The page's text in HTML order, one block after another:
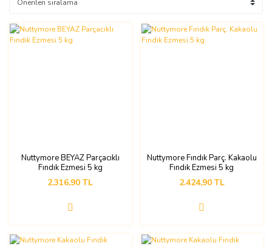
Nuttymore BEYAZ Parçacıklı
Fındık Ezmesi 5 kg
2.316,90 TL
Nuttymore Fındık Parç. Kakaolu
Fındık Ezmesi 5 kg
2.424,90 TL